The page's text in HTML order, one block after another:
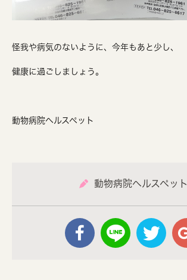
怪我や病気のないように、今年もあと少し、
健康に過ごしましょう。
動物病院ヘルスペット
動物病院ヘルスペット